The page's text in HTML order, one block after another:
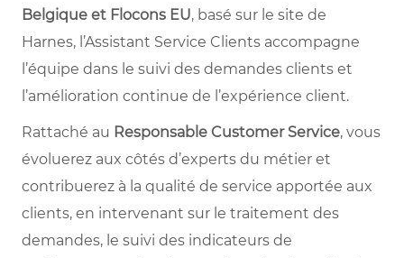
Belgique et Flocons EU, basé sur le site de
Harnes, l’Assistant Service Clients accompagne
l’équipe dans le suivi des demandes clients et
l’amélioration continue de l’expérience client.
Rattaché au Responsable Customer Service, vous
évoluerez aux côtés d’experts du métier et
contribuerez à la qualité de service apportée aux
clients, en intervenant sur le traitement des
demandes, le suivi des indicateurs de